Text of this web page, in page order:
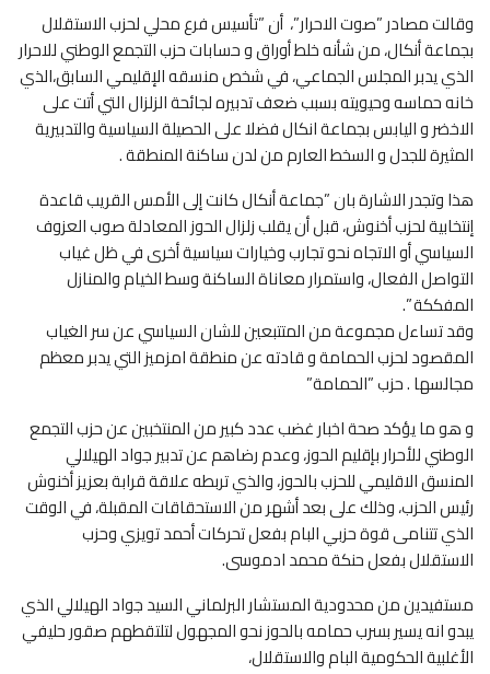
وقالت مصادر ”صوت الاحرار”، أن ”تأسيس فرع محلي لحزب الاستقلال
بجماعة أنكال، من شأنه خلط أوراق و حسابات حزب التجمع الوطني للاحرار
الذي يدبر المجلس الجماعي، في شخص منسقه الإقليمي السابق،الذي
خانه حماسه وحيويته بسبب ضعف تدبيره لجائحة الزلزال التي أتت على
الاخضر و اليابس بجماعة انكال فضلا على الحصيلة السياسية والتدبيرية
المثيرة للجدل و السخط العارم من لدن ساكنة المنطقة .
هذا وتجدر الاشارة بان ”جماعة أنكال كانت إلى الأمس القريب قاعدة
إنتخابية لحزب أخنوش، قبل أن يقلب زلزال الحوز المعادلة صوب العزوف
السياسي أو الاتجاه نحو تجارب وخيارات سياسية أخرى في ظل غياب
التواصل الفعال، واستمرار معاناة الساكنة وسط الخيام والمنازل
المفككة ”.
وقد تساءل مجموعة من المتتبعين للشان السياسي عن سر الغياب
المقصود لحزب الحمامة و قادته عن منطقة امزميز التي يدبر معظم
مجالسها . حزب ”الحمامة”
و هو ما يؤكد صحة اخبار غضب عدد كبير من المنتخبين عن حزب التجمع
الوطني للأحرار بإقليم الحوز، وعدم رضاهم عن تدبير جواد الهيلالي
المنسق الاقليمي للحزب بالحوز، والذي تربطه علاقة قرابة بعزيز أخنوش
رئيس الحزب، وذلك على بعد أشهر من الاستحقاقات المقبلة، في الوقت
الذي تتنامى قوة حزبي البام بفعل تحركات أحمد تويزي وحزب
الاستقلال بفعل حنكة محمد ادموسى.
مستفيدين من محدودية المستشار البرلماني السيد جواد الهيلالي الذي
يبدو انه يسير بسرب حمامه بالحوز نحو المجهول لتلتقطهم صقور حليفي
الأغلبية الحكومية البام والاستقلال،